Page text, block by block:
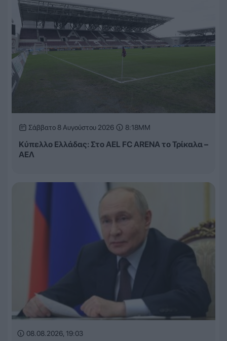
Σάββατο 8 Αυγούστου 2026 8:18ΜΜ
Κύπελλο Ελλάδας: Στο AEL FC ARENA το Τρίκαλα –
ΑΕΛ
08.08.2026, 19:03